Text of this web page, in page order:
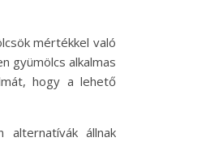
mértékkel való
gyümölcs alkalmas
hogy a lehető
alternatívák állnak